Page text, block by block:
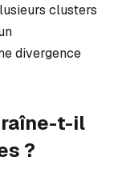
clusters
divergence
t-il
?